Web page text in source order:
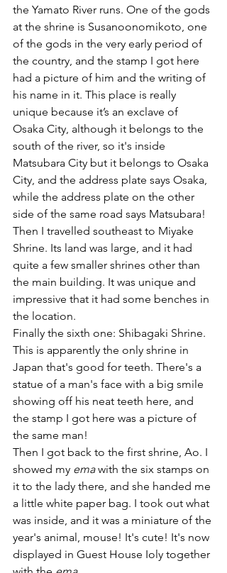
the Yamato River runs. One of the gods
at the shrine is Susanoonomikoto, one
of the gods in the very early period of
the country, and the stamp I got here
had a picture of him and the writing of
his name in it. This place is really
unique because it’s an exclave of
Osaka City, although it belongs to the
south of the river, so it's inside
Matsubara City but it belongs to Osaka
City, and the address plate says Osaka,
while the address plate on the other
side of the same road says Matsubara!
Then I travelled southeast to Miyake
Shrine. Its land was large, and it had
quite a few smaller shrines other than
the main building. It was unique and
impressive that it had some benches in
the location.
Finally the sixth one: Shibagaki Shrine.
This is apparently the only shrine in
Japan that's good for teeth. There's a
statue of a man's face with a big smile
showing off his neat teeth here, and
the stamp I got here was a picture of
the same man!
Then I got back to the first shrine, Ao. I
showed my ema with the six stamps on
it to the lady there, and she handed me
a little white paper bag. I took out what
was inside, and it was a miniature of the
year's animal, mouse! It's cute! It's now
displayed in Guest House Ioly together